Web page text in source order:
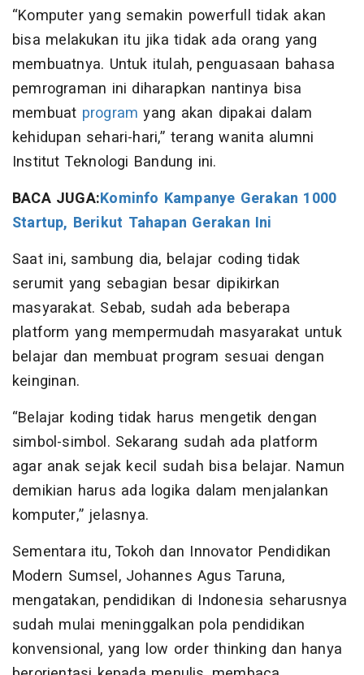
“Komputer yang semakin powerfull tidak akan
bisa melakukan itu jika tidak ada orang yang
membuatnya. Untuk itulah, penguasaan bahasa
pemrograman ini diharapkan nantinya bisa
membuat program yang akan dipakai dalam
kehidupan sehari-hari,” terang wanita alumni
Institut Teknologi Bandung ini.
BACA JUGA:Kominfo Kampanye Gerakan 1000
Startup, Berikut Tahapan Gerakan Ini
Saat ini, sambung dia, belajar coding tidak
serumit yang sebagian besar dipikirkan
masyarakat. Sebab, sudah ada beberapa
platform yang mempermudah masyarakat untuk
belajar dan membuat program sesuai dengan
keinginan.
“Belajar koding tidak harus mengetik dengan
simbol-simbol. Sekarang sudah ada platform
agar anak sejak kecil sudah bisa belajar. Namun
demikian harus ada logika dalam menjalankan
komputer,” jelasnya.
Sementara itu, Tokoh dan Innovator Pendidikan
Modern Sumsel, Johannes Agus Taruna,
mengatakan, pendidikan di Indonesia seharusnya
sudah mulai meninggalkan pola pendidikan
konvensional, yang low order thinking dan hanya